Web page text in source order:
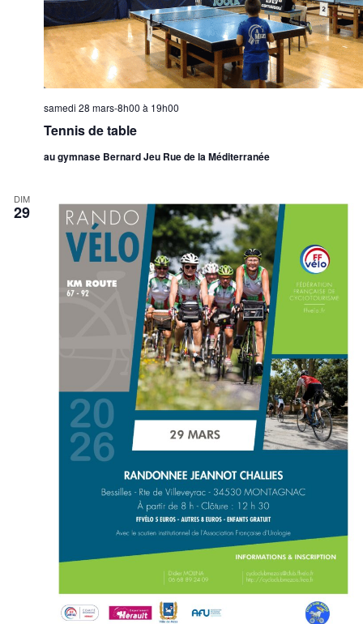
Tennis de table
samedi 28 mars-8h00 à 19h00
au gymnase Bernard Jeu Rue de la Méditerranée
DIM
29